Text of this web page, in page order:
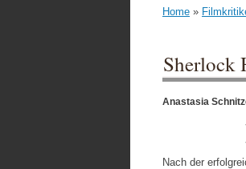
Home »
Sherlock
Anastasia
Nach der